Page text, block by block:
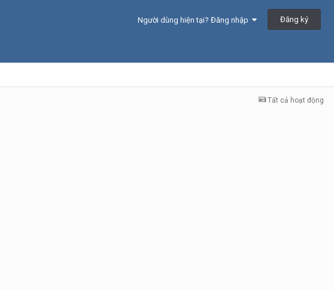
Người dùng hiện tại? Đăng nhập Đăng ký
Tất cả hoạt động